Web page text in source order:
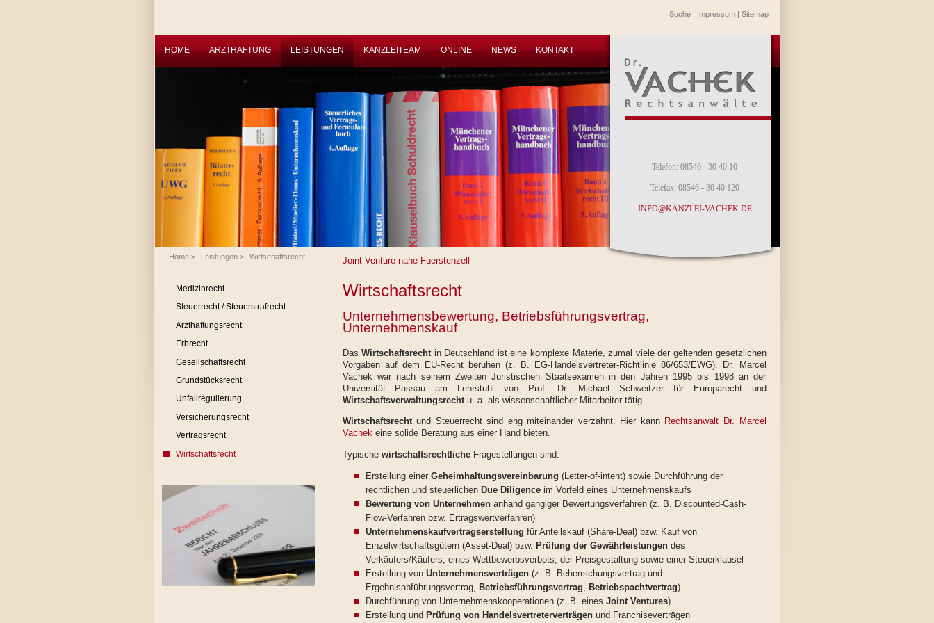
Suche| Impressum| Sitemap
HOME ARZTHAFTUNG LEISTUNGEN KANZLEITEAM ONLINE NEWS KONTAKT
Telefon: 08546 - 30 40 10
Telefax: 08546 - 30 40 120
INFO@KANZLEI-VACHEK.DE
Home> Leistungen> Wirtschaftsrecht
Medizinrecht
Steuerrecht / Steuerstrafrecht
Arzthaftungsrecht
Erbrecht
Gesellschaftsrecht
Grundstücksrecht
Unfallregulierung
Versicherungsrecht
Vertragsrecht
Wirtschaftsrecht
Joint Venture nahe Fuerstenzell
Wirtschaftsrecht
Unternehmensbewertung, Betriebsführungsvertrag,
Unternehmenskauf
DasWirtschaftsrechtin Deutschland ist eine komplexe Materie, zumal viele der geltenden gesetzlichen
Vorgaben auf dem EU-Recht beruhen (z. B. EG-Handelsvertreter-Richtlinie 86/653/EWG). Dr. Marcel
Vachek war nach seinem Zweiten Juristischen Staatsexamen in den Jahren 1995 bis 1998 an der
Universität Passau am Lehrstuhl von Prof. Dr. Michael Schweitzer für Europarecht und
Wirtschaftsverwaltungsrechtu. a. als wissenschaftlicher Mitarbeiter tätig.
Wirtschaftsrechtund Steuerrecht sind eng miteinander verzahnt. Hier kann Rechtsanwalt Dr. Marcel
Vachek eine solide Beratung aus einer Hand bieten.
Typische wirtschaftsrechtlicheFragestellungen sind:
Erstellung einerGeheimhaltungsvereinbarung (Letter-of-intent) sowie Durchführung der
rechtlichen und steuerlichen Due Diligence im Vorfeld eines Unternehmenskaufs
Bewertung von Unternehmen anhand gängiger Bewertungsverfahren (z. B. Discounted-Cash-
Flow-Verfahren bzw. Ertragswertverfahren)
Unternehmenskaufvertragserstellung für Anteilskauf (Share-Deal) bzw. Kauf von
Einzelwirtschaftsgütern (Asset-Deal) bzw. Prüfung der Gewährleistungen des
Verkäufers/Käufers, eines Wettbewerbsverbots, der Preisgestaltung sowie einer Steuerklausel
Erstellung vonUnternehmensverträgen (z. B. Beherrschungsvertrag und
Ergebnisabführungsvertrag,
Betriebsführungsvertrag Betriebspachtvertrag)
Durchführung von Unternehmenskooperationen (z. B. einesJoint Ventures)
Erstellung und Prüfung von Handelsvertreterverträgen und Franchiseverträgen